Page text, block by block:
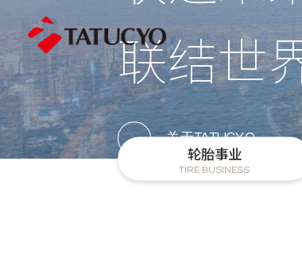
联结世
关于TATUCYO
轮胎事业
TIRE BUSINESS